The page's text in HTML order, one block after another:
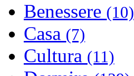
Benessere (10)
Casa (7)
Cultura (11)